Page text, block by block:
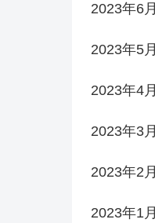
2023年6月
2023年5月
2023年4月
2023年3月
2023年2月
2023年1月